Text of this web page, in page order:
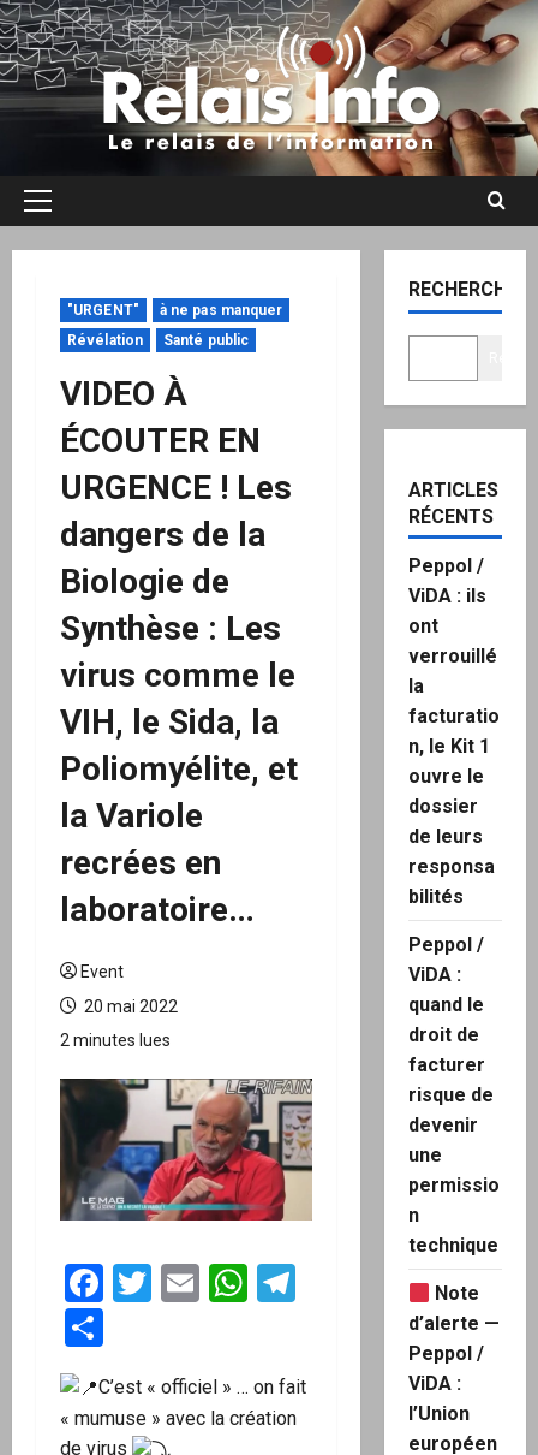
Aller
au
contenu
Menu
"URGENT"
à ne pas manquer
Révélation
Santé public
VIDEO À
ÉCOUTER EN
URGENCE ! Les
dangers de la
Biologie de
Synthèse : Les
virus comme le
VIH, le Sida, la
Poliomyélite, et
la Variole
recrées en
laboratoire…
Event
20 mai 2022
2 minutes lues
Facebook
Twitter
EmailWhatsApp
Telegram
C’est « officiel » … on fait
« mumuse » avec la création
de virus
RECHERCHER
ARTICLES
RÉCENTS
Peppol /
ViDA : ils
ont
verrouillé
la
facturatio
n, le Kit 1
ouvre le
dossier
de leurs
responsa
bilités
Peppol /
ViDA :
quand le
droit de
facturer
risque de
devenir
une
permissio
n
technique
Note
d’alerte —
Peppol /
ViDA :
l’Union
européen